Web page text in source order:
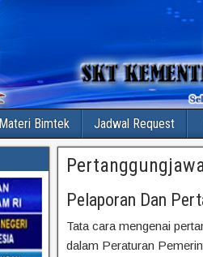
Materi Bimtek Jadwal Request
Pelaporan Dan
Tata cara mengenai
dalam Peraturan